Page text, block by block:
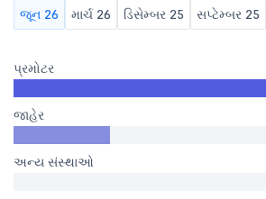
જૂન 26 માર્ચ 26 ડિસેમ્બર 25 સપ્ટેમ્બર 25
પ્રમોટર
જાહેર
અન્ય સંસ્થાઓ